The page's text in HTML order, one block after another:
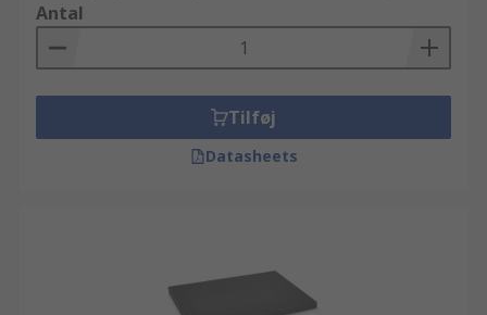
Antal
Tilføj
Datasheets